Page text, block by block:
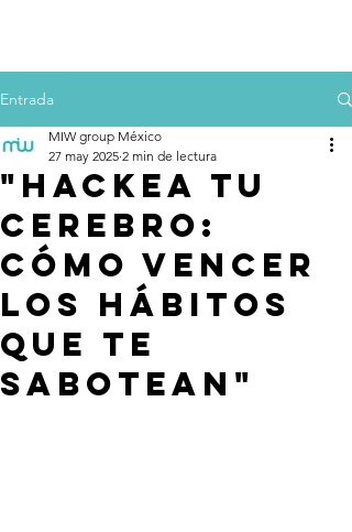
Entrada
"Hackea tu
cerebro:
Cómo vencer
los hábitos
que te
sabotean"
MIW group México
27 may 2025 2 min de lectura